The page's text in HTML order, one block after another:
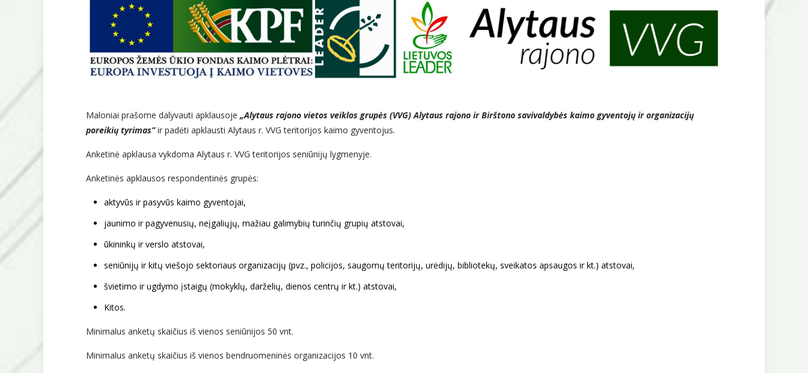
Maloniai prašome dalyvauti apklausoje „Alytaus rajono vietos veiklos grupės (VVG) Alytaus rajono ir Birštono savivaldybės kaimo gyventojų ir organizacijų
poreikių tyrimas”ir padėti apklausti Alytaus r. VVG teritorijos kaimo gyventojus.
Anketinė apklausa vykdoma Alytaus r. VVG teritorijos seniūnijų lygmenyje.
Anketinės apklausos respondentinės grupės:
aktyvūs ir pasyvūs kaimo gyventojai,
jaunimo ir pagyvenusių, neįgaliųjų, mažiau galimybių turinčių grupių atstovai,
ūkininkų ir verslo atstovai,
seniūnijų ir kitų viešojo sektoriaus organizacijų (pvz., policijos, saugomų teritorijų, urėdijų, bibliotekų, sveikatos apsaugos ir kt.) atstovai,
švietimo ir ugdymo įstaigų (mokyklų, darželių, dienos centrų ir kt.) atstovai,
Kitos.
Minimalus anketų skaičius iš vienos seniūnijos 50 vnt.
Minimalus anketų skaičius iš vienos bendruomeninės organizacijos 10 vnt.